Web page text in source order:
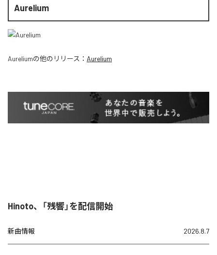
Aurelium
Aureliumの他のリリース： Aurelium
Hinoto、「残響」を配信開始
新曲情報 2026.8.7